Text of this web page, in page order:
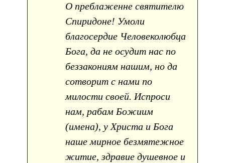
О преблаженне святителю
Спиридоне! Умоли
благосердие Человеколюбца
Бога, да не осудит нас по
беззакониям нашим, но да
сотворит с нами по
милости своей. Испроси
нам, рабам Божиим
(имена), у Христа и Бога
наше мирное безмятежное
житие, здравие душевное и